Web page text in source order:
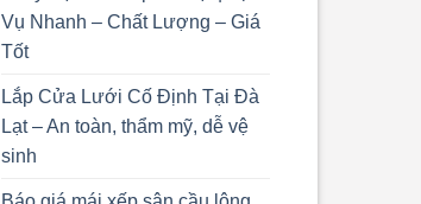
Vụ Nhanh – Chất Lượng – Giá
Tốt
Lắp Cửa Lưới Cố Định Tại Đà
Lạt – An toàn, thẩm mỹ, dễ vệ
sinh